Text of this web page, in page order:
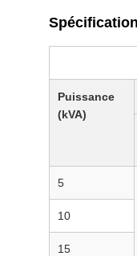
Puissance
(kVA)
5
10
15